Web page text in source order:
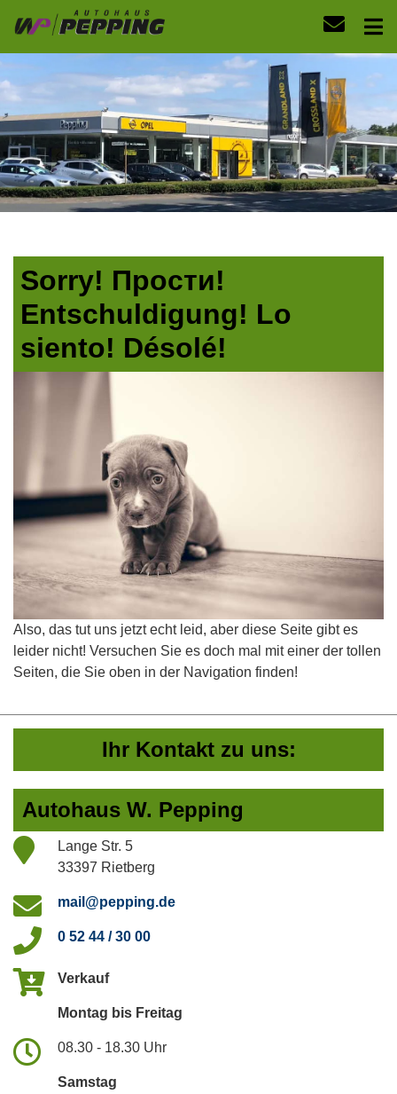
Sorry! Прости!
Entschuldigung! Lo
siento! Désolé!
Also, das tut uns jetzt echt leid, aber diese Seite gibt es
leider nicht! Versuchen Sie es doch mal mit einer der tollen
Seiten, die Sie oben in der Navigation finden!
Ihr Kontakt zu uns:
Autohaus W. Pepping
Lange Str. 5
33397 Rietberg
mail@pepping.de
0 52 44 / 30 00
Verkauf
Montag bis Freitag
08.30 - 18.30 Uhr
Samstag